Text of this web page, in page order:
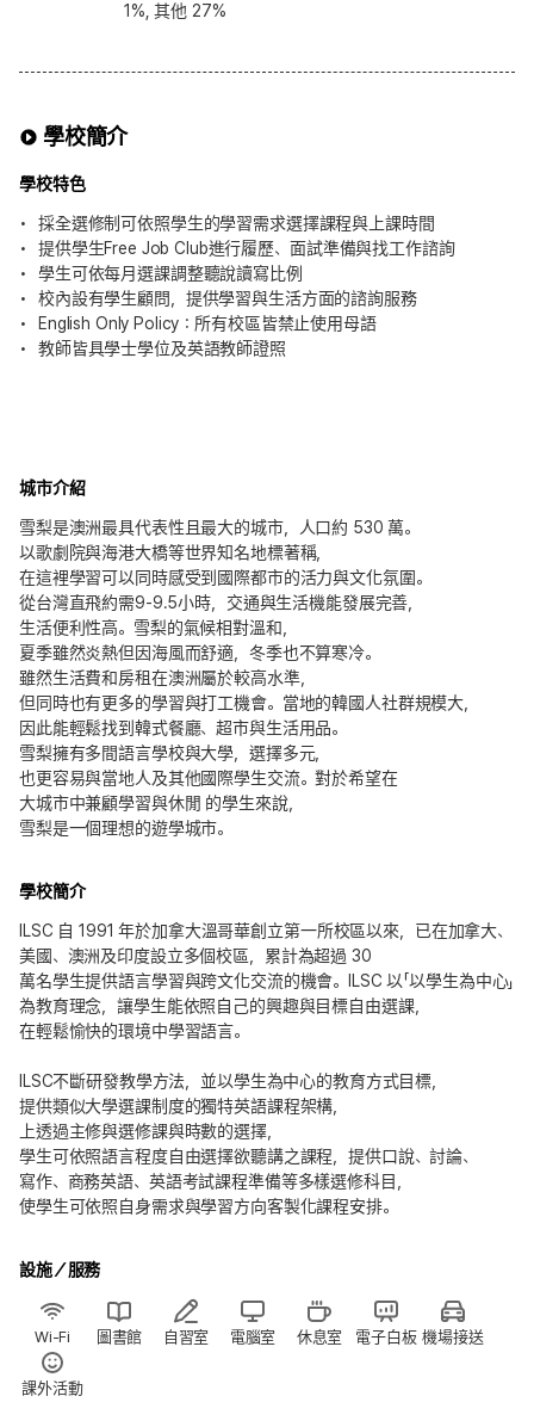
1%, 其他 27%
學校簡介
學校特色
採全選修制可依照學生的學習需求選擇課程與上課時間
提供學生Free Job Club進行履歷、面試準備與找工作諮詢
學生可依每月選課調整聽說讀寫比例
校內設有學生顧問，提供學習與生活方面的諮詢服務
English Only Policy：所有校區皆禁止使用母語
教師皆具學士學位及英語教師證照
城市介紹
雪梨是澳洲最具代表性且最大的城市，人口約 530 萬。
以歌劇院與海港大橋等世界知名地標著稱，
在這裡學習可以同時感受到國際都市的活力與文化氛圍。
從台灣直飛約需9-9.5小時，交通與生活機能發展完善，
生活便利性高。雪梨的氣候相對溫和，
夏季雖然炎熱但因海風而舒適，冬季也不算寒冷。
雖然生活費和房租在澳洲屬於較高水準，
但同時也有更多的學習與打工機會。當地的韓國人社群規模大，
因此能輕鬆找到韓式餐廳、超市與生活用品。
雪梨擁有多間語言學校與大學，選擇多元，
也更容易與當地人及其他國際學生交流。對於希望在
大城市中兼顧學習與休閒 的學生來說，
雪梨是一個理想的遊學城市。
學校簡介
ILSC 自 1991 年於加拿大溫哥華創立第一所校區以來，已在加拿大、
美國、澳洲及印度設立多個校區，累計為超過 30
萬名學生提供語言學習與跨文化交流的機會。ILSC 以「以學生為中心」
為教育理念，讓學生能依照自己的興趣與目標自由選課，
在輕鬆愉快的環境中學習語言。
ILSC不斷研發教學方法，並以學生為中心的教育方式目標，
提供類似大學選課制度的獨特英語課程架構，
上透過主修與選修課與時數的選擇，
學生可依照語言程度自由選擇欲聽講之課程，提供口說、討論、
寫作、商務英語、英語考試課程準備等多樣選修科目，
使學生可依照自身需求與學習方向客製化課程安排。
設施／服務
Wi-Fi 圖書館 自習室 電腦室 休息室 電子白板 機場接送
課外活動